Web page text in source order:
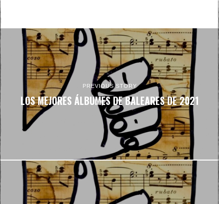
PREVIOUS STORY
LOS MEJORES ÁLBUMES DE BALEARES DE 2021